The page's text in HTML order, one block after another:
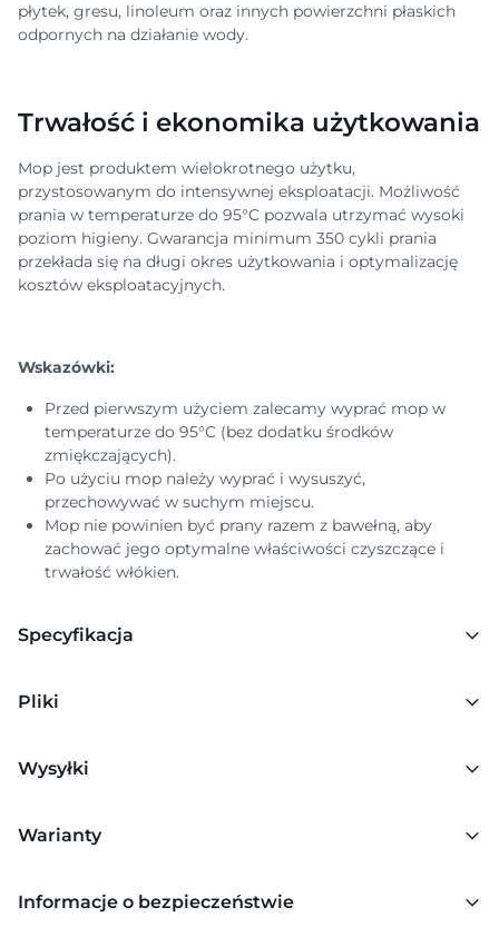
płytek, gresu, linoleum oraz innych powierzchni płaskich
odpornych na działanie wody.
Trwałość i ekonomika użytkowania
Mop jest produktem wielokrotnego użytku,
przystosowanym do intensywnej eksploatacji. Możliwość
prania w temperaturze do 95°C pozwala utrzymać wysoki
poziom higieny. Gwarancja minimum 350 cykli prania
przekłada się na długi okres użytkowania i optymalizację
kosztów eksploatacyjnych.
Wskazówki:
Przed pierwszym użyciem zalecamy wyprać mop w
temperaturze do 95°C (bez dodatku środków
zmiękczających).
Po użyciu mop należy wyprać i wysuszyć,
przechowywać w suchym miejscu.
Mop nie powinien być prany razem z bawełną, aby
zachować jego optymalne właściwości czyszczące i
trwałość włókien.
Specyfikacja
Pliki
Wysyłki
Warianty
Informacje o bezpieczeństwie